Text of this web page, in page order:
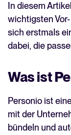
In diesem
wichtigsten
sich erstmals
dabei, die
Was ist
Personio ist
mit der
bündeln und